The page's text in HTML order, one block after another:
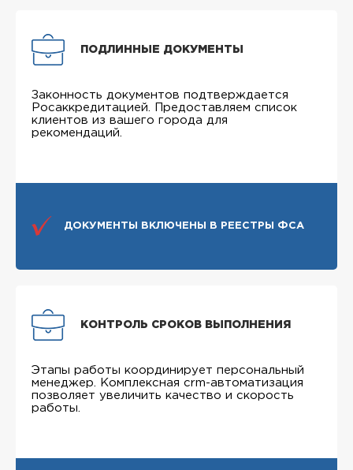
ПОДЛИННЫЕ ДОКУМЕНТЫ
Законность документов подтверждается
Росаккредитацией. Предоставляем список
клиентов из вашего города для
рекомендаций.
ДОКУМЕНТЫ ВКЛЮЧЕНЫ В РЕЕСТРЫ ФСА
КОНТРОЛЬ СРОКОВ ВЫПОЛНЕНИЯ
Этапы работы координирует персональный
менеджер. Комплексная crm-автоматизация
позволяет увеличить качество и скорость
работы.